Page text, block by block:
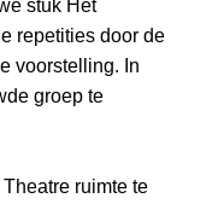
stuk Het
repetities door de
voorstelling. In
groep te
ruimte te